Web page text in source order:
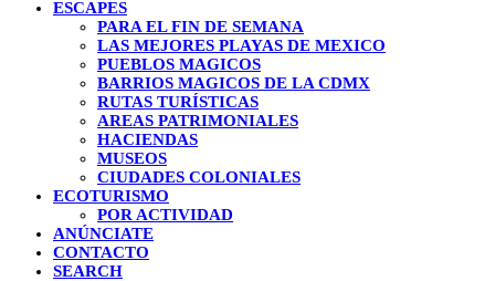
ESCAPES
PARA EL FIN DE SEMANA
LAS MEJORES PLAYAS DE MEXICO
PUEBLOS MAGICOS
BARRIOS MAGICOS DE LA CDMX
RUTAS TURÍSTICAS
AREAS PATRIMONIALES
HACIENDAS
MUSEOS
CIUDADES COLONIALES
ECOTURISMO
POR ACTIVIDAD
ANÚNCIATE
CONTACTO
SEARCH